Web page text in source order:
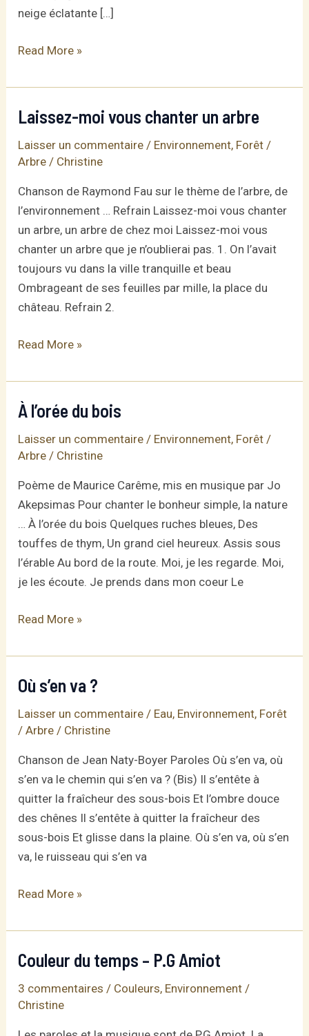
neige éclatante […]
La
du
ruisseau:
Chanson
de
musique-
école
Read More »
Laissez-moi vous chanter un arbre
Laisser un commentaire / Environnement, Forêt /
Arbre / Christine
Chanson de Raymond Fau sur le thème de l’arbre, de
l’environnement … Refrain Laissez-moi vous chanter
un arbre, un arbre de chez moi Laissez-moi vous
chanter un arbre que je n’oublierai pas. 1. On l’avait
toujours vu dans la ville tranquille et beau
Ombrageant de ses feuilles par mille, la place du
château. Refrain 2.
Laissez-
vous
chanter
un
arbre
Read More »
À l’orée du bois
Laisser un commentaire / Environnement, Forêt /
Arbre / Christine
Poème de Maurice Carême, mis en musique par Jo
Akepsimas Pour chanter le bonheur simple, la nature
… À l’orée du bois Quelques ruches bleues, Des
touffes de thym, Un grand ciel heureux. Assis sous
l’érable Au bord de la route. Moi, je les regarde. Moi,
je les écoute. Je prends dans mon coeur Le
À
du
bois
Read More »
Où s’en va ?
Laisser un commentaire / Eau, Environnement, Forêt
/ Arbre / Christine
Chanson de Jean Naty-Boyer Paroles Où s’en va, où
s’en va le chemin qui s’en va ? (Bis) Il s’entête à
quitter la fraîcheur des sous-bois Et l’ombre douce
des chênes Il s’entête à quitter la fraîcheur des
sous-bois Et glisse dans la plaine. Où s’en va, où s’en
va, le ruisseau qui s’en va
Où
va
?
Read More »
Couleur du temps – P.G Amiot
3 commentaires / Couleurs, Environnement /
Christine